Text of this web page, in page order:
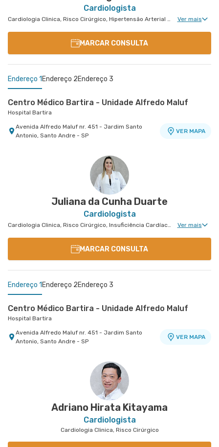
Cardiologista
Cardiologia Clinica, Risco Cirúrgico, Hipertensão Arterial Refratária, Cardiologia Oncológica Ver mais
MARCAR CONSULTA
Endereço 1 Endereço 2Endereço 3
Centro Médico Bartira - Unidade Alfredo Maluf
Hospital Bartira
Avenida Alfredo Maluf nr. 451 - Jardim Santo
Antonio, Santo Andre - SP
VER MAPA
Rua Jose de Melo nr. 180 - Vila Dora, Santo Andre
Rua Santos Dumont nr. 139 - Vila Bocaina, Maua -
Juliana da Cunha Duarte
Cardiologista
Cardiologia Clinica, Risco Cirúrgico, Insuficiência Cardíaca e Transplante, Hipertensão Arterial Refratária, Tratamento de Insuficiência Cardíaca Ver mais
MARCAR CONSULTA
Endereço 1 Endereço 2Endereço 3
Centro Médico Bartira - Unidade Alfredo Maluf
Hospital Bartira
Avenida Alfredo Maluf nr. 451 - Jardim Santo
Antonio, Santo Andre - SP
VER MAPA
Rua Martim Afonso nr. 114 - Vila Bocaina, Maua -
Hospital e Maternidade Ribeirão Pires
Rua Major Cardim nr. 461 - Suissa, Ribeirao Pires
Adriano Hirata Kitayama
Cardiologista
Cardiologia Clinica, Risco Cirúrgico